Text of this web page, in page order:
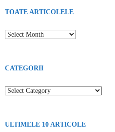
TOATE ARTICOLELE
Toate articolele
CATEGORII
Categorii
ULTIMELE 10 ARTICOLE